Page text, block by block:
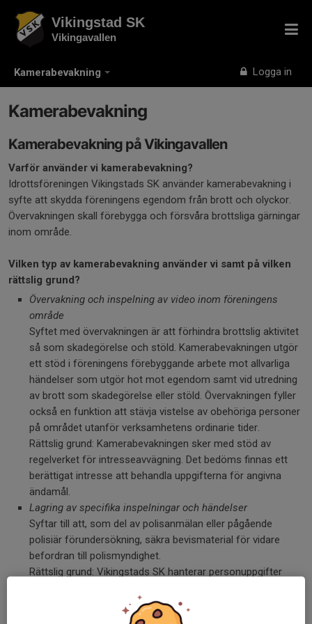
Kamerabevakning Logga in
Vikingstad SK
Vikingavallen
Kamerabevakning
Kamerabevakning på Vikingavallen
Varför använder vi kamerabevakning?
Idrottsföreningen Vikingstads SK använder kamerabevakning i
syfte att skydda föreningens egendom från brott och olyckor.
Övervakningen skall förebygga och försvåra brottsliga gärningar
inom område.
Vilken typ av kamerabevakning använder vi samt på vilken
rättslig grund?
Övervakning och inspelning av video inom föreningens
område
Syftet med övervakningen är att förhindra brottslig aktivitet
så som skadegörelse och stöld. Kamerabevakningen utgör
ett stöd i föreningens förebyggande arbete mot allvarliga
händelser som utgör hot mot egendom samt vid utredning
av brott som skadegörelse eller stöld. Övervakningen fyller
också en funktion att stävja vistelse av obehöriga personer
på området utanför verksamhetens ordinarie tider.
Rättslig grund: Kamerabevakningen sker med stöd av
regelverket för intresseavvägning. Det bedöms finnas ett
berättigat intresse att behandla uppgifterna för angivna
ändamål.
Lagring av specifika inspelningar och händelser
Syftar till att, som del av polisanmälan eller pågående
polisiär förundersökning, säkra bevismaterial för vidare
befordran till polismyndighet.
Rättslig grund: Vikingstads SK hanterar personuppgifter
vidarebefordrar uppgifter till polismyndighet som del i
pågående polisanmälan eller pågående polisiär